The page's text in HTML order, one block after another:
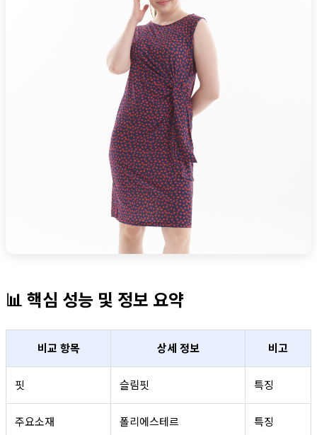
📊 핵심 성능 및 정보 요약
비교 항목 상세 정보 비고
핏 슬림핏 특징
주요소재 폴리에스테르 특징